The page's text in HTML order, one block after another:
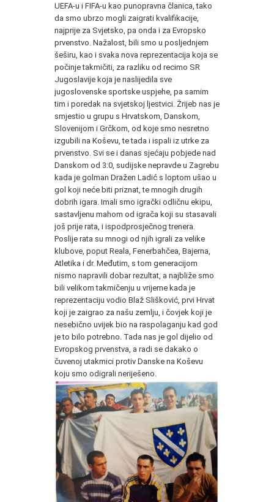
UEFA-u i FIFA-u kao punopravna članica, tako
da smo ubrzo mogli zaigrati kvalifikacije,
najprije za Svjetsko, pa onda i za Evropsko
prvenstvo. Nažalost, bili smo u posljednjem
šeširu, kao i svaka nova reprezentacija koja se
počinje takmičiti, za razliku od recimo SR
Jugoslavije koja je naslijedila sve
jugoslovenske sportske uspjehe, pa samim
tim i poredak na svjetskoj ljestvici. Žrijeb nas je
smjestio u grupu s Hrvatskom, Danskom,
Slovenijom i Grčkom, od koje smo nesretno
izgubili na Koševu, te tada i ispali iz utrke za
prvenstvo. Svi se i danas sjećaju pobjede nad
Danskom od 3:0, sudijske nepravde u Zagrebu
kada je golman Dražen Ladić s loptom ušao u
gol koji neće biti priznat, te mnogih drugih
dobrih igara. Imali smo igrački odličnu ekipu,
sastavljenu mahom od igrača koji su stasavali
još prije rata, i ispodprosječnog trenera.
Poslije rata su mnogi od njih igrali za velike
klubove, poput Reala, Fenerbahčea, Bajerna,
Atletika i dr. Međutim, s tom generacijom
nismo napravili dobar rezultat, a najbliže smo
bili velikom takmičenju u vrijeme kada je
reprezentaciju vodio Blaž Slišković, prvi Hrvat
koji je zaigrao za našu zemlju, i čovjek koji je
nesebično uvijek bio na raspolaganju kad god
je to bilo potrebno. Tada nas je gol dijelio od
Evropskog prvenstva, a radi se dakako o
čuvenoj utakmici protiv Danske na Koševu
koju smo odigrali neriješeno.